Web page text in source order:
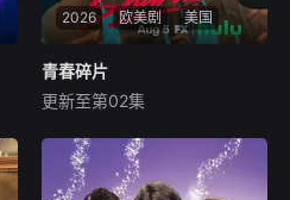
2026 欧美剧 美国
青春碎片
伊格比·里格尼
1981年的洛杉矶 ，一班精英
名校的高中生原本过住灿烂生
青春碎片
更新至第02集